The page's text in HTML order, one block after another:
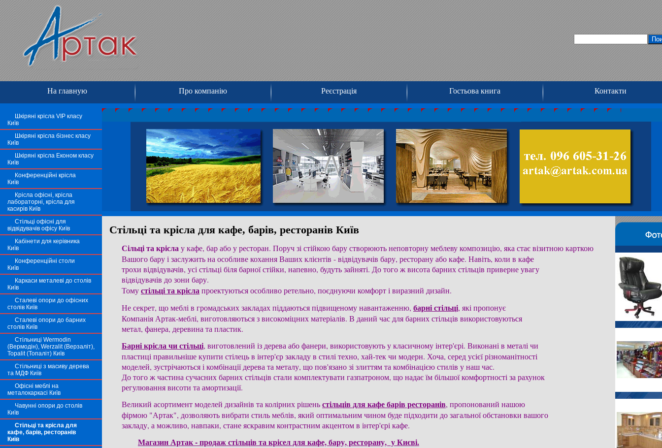
На главную Про компанію Реєстрація Гостьова книга Контакти
Шкіряні крісла VIP класу
Київ
Шкіряні крісла бізнес класу
Київ
Шкіряні крісла Економ класу
Київ
Конференційні крісла
Київ
Крісла офісні, крісла
лабораторні, крісла для
касирів Київ
Стільці офісні для
відвідувачів офісу Київ
Кабінети для керівника
Київ
Конференційні столи
Київ
Каркаси металеві до столів
Київ
Сталеві опори до офісних
столів Київ
Сталеві опори до барних
столів Київ
Стільниці Wermodin
(Вермодін), Werzalit (Верзаліт),
Topalit (Топаліт) Київ
Стільниці з масиву дерева
та МДФ Київ
Офісні меблі на
металокаркасі Київ
Чавунні опори до столів
Київ
Стільці та крісла для
кафе, барів, ресторанів
Київ
Стільці та крісла для кафе, барів, ресторанів Київ
Сільці та крісла у кафе, бар або у ресторан. Поруч зі стійкою бару створюють неповторну меблеву композицію, яка стає візитною карткою
Вашого бару і заслужить на особливе кохання Ваших клієнтів - відвідувачів бару, ресторану або кафе. Навіть, коли в кафе
трохи відвідувачів, усі стільці біля барної стійки, напевно, будуть зайняті. До того ж висота барних стільців приверне увагу
відвідувачів до зони бару.
Тому стільці та крісла проектуються особливо ретельно, поєднуючи комфорт і виразний дизайн.
Не секрет, що меблі в громадських закладах піддаються підвищеному навантаженню, барні стільці, які пропонує
Компанія Артак-меблі, виготовляються з високоміцних матеріалів. В даний час для барних стільців використовуються
метал, фанера, деревина та пластик.
Барні крісла чи стільці, виготовлений із дерева або фанери, використовують у класичному інтер'єрі. Виконані в металі чи
пластиці правильніше купити стілець в інтер'єр закладу в стилі техно, хай-тек чи модерн. Хоча, серед усієї різноманітності
моделей, зустрічаються і комбінації дерева та металу, що пов'язано зі злиттям та комбінацією стилів у наш час.
До того ж частина сучасних барних стільців стали комплектувати газпатроном, що надає їм більшої комфортності за рахунок
регулювання висоти та амортизації.
Великий асортимент моделей дизайнів та колірних рішень стільців для кафе барів ресторанів, пропонований нашою
фірмою "Артак", дозволяють вибрати стиль меблів, який оптимальним чином буде підходити до загальної обстановки вашого
закладу, а можливо, навпаки, стане яскравим контрастним акцентом в інтер'єрі кафе.
Магазин Артак - продаж стільців та крісел для кафе, бару, ресторану, у Києві.